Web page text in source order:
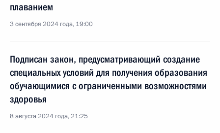
плаванием
3 сентября 2024 года, 19:00
Подписан закон, предусматривающий создание
специальных условий для получения образования
обучающимися с ограниченными возможностями
здоровья
8 августа 2024 года, 21:25